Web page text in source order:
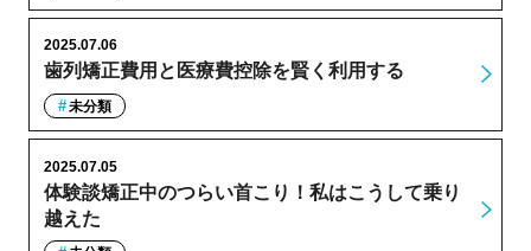
歯列矯正費用と医療費控除を賢く利用する
2025.07.06
未分類
体験談矯正中のつらい首こり！私はこうして乗り
越えた
2025.07.05